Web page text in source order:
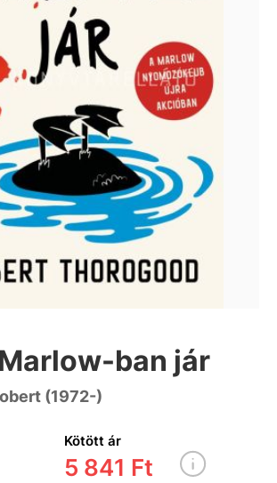
ban jár
(1972-)
Kötött ár
5 841 Ft